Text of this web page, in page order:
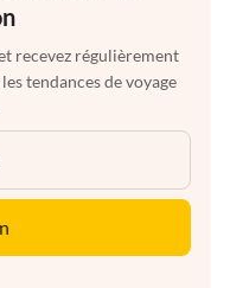
recevez régulièrement
tendances de voyage